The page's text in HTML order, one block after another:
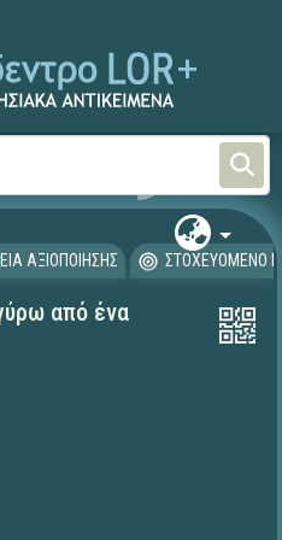
ΑΞΙΟΠΟΙΗΣΗΣ ΣΤΟΧΕΥΟΜΕΝΟ
από ένα